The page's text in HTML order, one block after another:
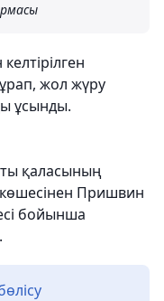
жол жүру
ұсынды.
қаласының
Пришвин
бойынша
.